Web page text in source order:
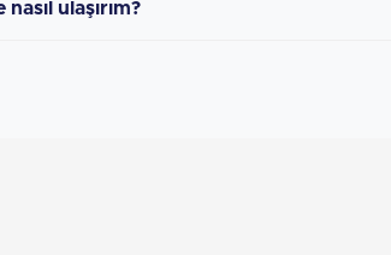
ulaşırım?